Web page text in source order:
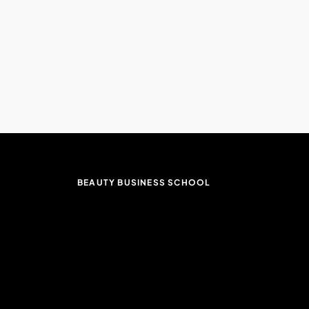
BEAUTY BUSINESS SCHOOL